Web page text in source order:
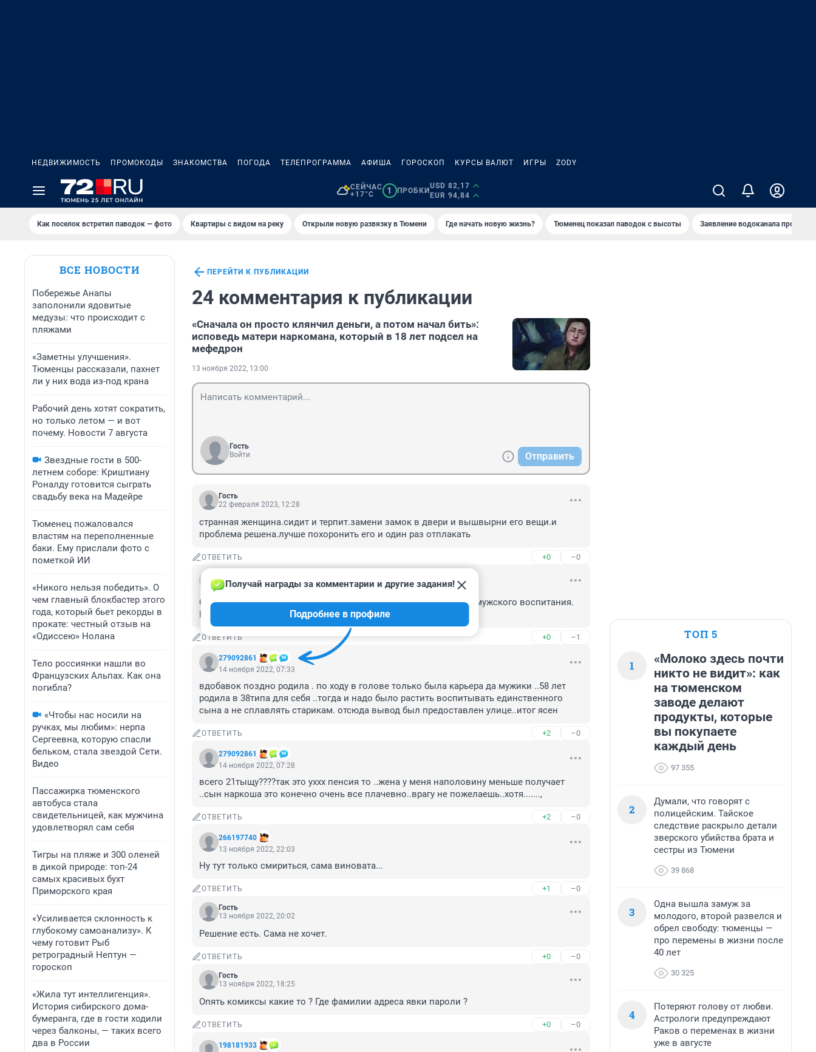
НЕДВИЖИМОСТЬ ПРОМОКОДЫ ЗНАКОМСТВА ПОГОДА ТЕЛЕПРОГРАММА АФИША ГОРОСКОП КУРСЫ ВАЛЮТ ИГРЫ ZODY
СЕЙЧАС
+17°C
1 ПРОБКИ
USD 82,17
EUR 94,84
Как поселок встретил паводок — фото Квартиры с видом на реку Открыли новую развязку в Тюмени Где начать новую жизнь? Тюменец показал паводок с высоты Заявление водоканала про
ВСЕ НОВОСТИ
Побережье Анапы
заполонили ядовитые
медузы: что происходит с
пляжами
«Заметны улучшения».
Тюменцы рассказали, пахнет
ли у них вода из-под крана
Рабочий день хотят сократить,
но только летом — и вот
почему. Новости 7 августа
Звездные гости в 500-
летнем соборе: Криштиану
Роналду готовится сыграть
свадьбу века на Мадейре
Тюменец пожаловался
властям на переполненные
баки. Ему прислали фото с
пометкой ИИ
«Никого нельзя победить». О
чем главный блокбастер этого
года, который бьет рекорды в
прокате: честный отзыв на
«Одиссею» Нолана
Тело россиянки нашли во
Французских Альпах. Как она
погибла?
«Чтобы нас носили на
ручках, мы любим»: нерпа
Сергеевна, которую спасли
бельком, стала звездой Сети.
Видео
Пассажирка тюменского
автобуса стала
свидетельницей, как мужчина
удовлетворял сам себя
Тигры на пляже и 300 оленей
в дикой природе: топ-24
самых красивых бухт
Приморского края
«Усиливается склонность к
глубокому самоанализу». К
чему готовит Рыб
ретроградный Нептун —
гороскоп
«Жила тут интеллигенция».
История сибирского дома-
бумеранга, где в гости ходили
через балконы, — таких всего
два в России
ПЕРЕЙТИ К ПУБЛИКАЦИИ
24 комментария к публикации
«Сначала он просто клянчил деньги, а потом начал бить»:
исповедь матери наркомана, который в 18 лет подсел на
мефедрон
13 ноября 2022, 13:00
Гость
Войти
Отправить
Гость
22 февраля 2023, 12:28
странная женщина.сидит и терпит.замени замок в двери и вышвырни его вещи.и
проблема решена.лучше похоронить его и один раз отплакать
ОТВЕТИТЬ +0 –0
14 ноября 2022, 09:41
От матерей-одиночек ещё можно стать сыновьям геем, т.к. нет мужского воспитания.
Кто в этом виноват - жена.
ОТВЕТИТЬ +0 –1
279092861
Получай награды за комментарии и другие задания!
Подробнее в профиле
14 ноября 2022, 07:33
вдобавок поздно родила . по ходу в голове только была карьера да мужики ..58 лет
родила в 38типа для себя ..тогда и надо было растить воспитывать единственного
сына а не сплавлять старикам. отсюда вывод был предоставлен улице..итог ясен
ОТВЕТИТЬ +2 –0
279092861
14 ноября 2022, 07:28
всего 21тыщу????так это уххх пенсия то ..жена у меня наполовину меньше получает
..сын наркоша это конечно очень все плачевно..врагу не пожелаешь..хотя.......,
ОТВЕТИТЬ +2 –0
266197740
13 ноября 2022, 22:03
Ну тут только смириться, сама виновата...
ОТВЕТИТЬ +1 –0
Гость
13 ноября 2022, 20:02
Решение есть. Сама не хочет.
ОТВЕТИТЬ +0 –0
Гость
13 ноября 2022, 18:25
Опять комиксы какие то ? Где фамилии адреса явки пароли ?
ОТВЕТИТЬ +0 –0
198181933
ТОП 5
1
«Молоко здесь почти
никто не видит»: как
на тюменском
заводе делают
продукты, которые
вы покупаете
каждый день
97 355
2
Думали, что говорят с
полицейским. Тайское
следствие раскрыло детали
зверского убийства брата и
сестры из Тюмени
39 868
3
Одна вышла замуж за
молодого, второй развелся и
обрел свободу: тюменцы —
про перемены в жизни после
40 лет
30 325
4
Потеряют голову от любви.
Астрологи предупреждают
Раков о переменах в жизни
уже в августе